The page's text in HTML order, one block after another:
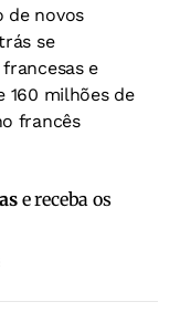
de novos
se
e
160 milhões de
francês
e receba os